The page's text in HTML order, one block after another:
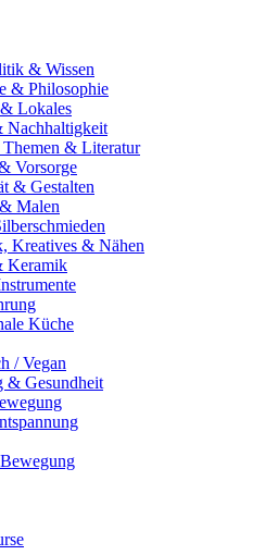
& Wissen
& Philosophie
Lokales
Nachhaltigkeit
& Literatur
Vorsorge
& Gestalten
Malen
Kreatives & Nähen
Keramik
Küche
/ Vegan
& Gesundheit